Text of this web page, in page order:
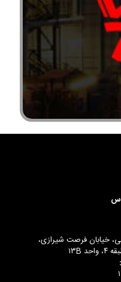
خیابان فرصت شیرازی،